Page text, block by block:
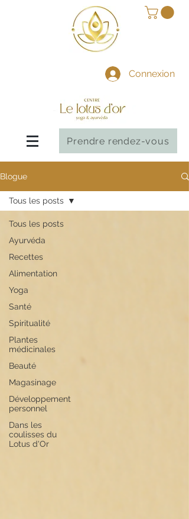
Connexion
Prendre rendez-vous
Blogue
Tous les posts
Ayurvéda
Recettes
Alimentation
Yoga
Santé
Spiritualité
Plantes
médicinales
Beauté
Magasinage
Développement
personnel
Dans les
coulisses du
Lotus d'Or
Tous les posts